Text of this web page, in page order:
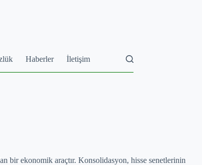
Haberler İletişim
bir ekonomik araçtır. Konsolidasyon, hisse senetlerinin